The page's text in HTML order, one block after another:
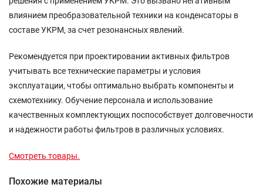
влиянием преобразовательной техники на конденсаторы в
составе УКРМ, за счет резонансных явлений.
Рекомендуется при проектировании активных фильтров
учитывать все технические параметры и условия
эксплуатации, чтобы оптимально выбрать компоненты и
схемотехнику. Обучение персонала и использование
качественных комплектующих поспособствует долговечности
и надежности работы фильтров в различных условиях.
Смотреть товары.
Похожие материалы